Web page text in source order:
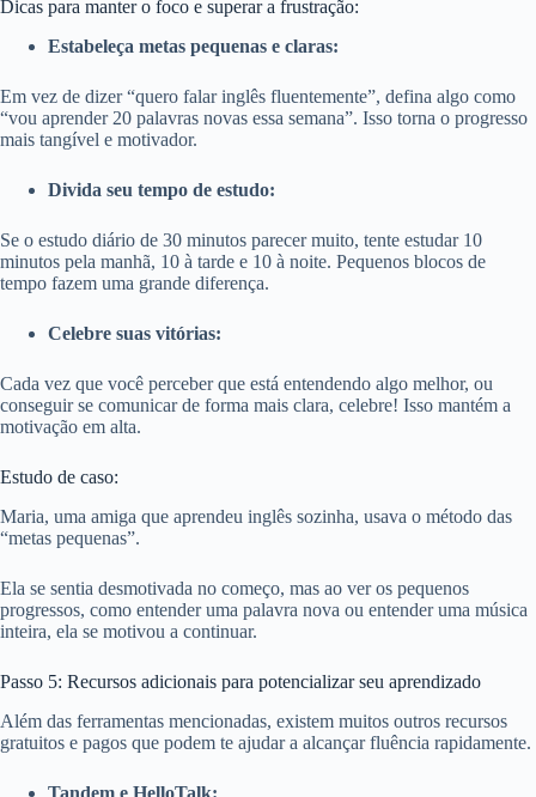
Dicas para manter o foco e superar a frustração:
Estabeleça metas pequenas e claras:
Em vez de dizer “quero falar inglês fluentemente”, defina algo como
“vou aprender 20 palavras novas essa semana”. Isso torna o progresso
mais tangível e motivador.
Divida seu tempo de estudo:
Se o estudo diário de 30 minutos parecer muito, tente estudar 10
minutos pela manhã, 10 à tarde e 10 à noite. Pequenos blocos de
tempo fazem uma grande diferença.
Celebre suas vitórias:
Cada vez que você perceber que está entendendo algo melhor, ou
conseguir se comunicar de forma mais clara, celebre! Isso mantém a
motivação em alta.
Estudo de caso:
Maria, uma amiga que aprendeu inglês sozinha, usava o método das
“metas pequenas”.
Ela se sentia desmotivada no começo, mas ao ver os pequenos
progressos, como entender uma palavra nova ou entender uma música
inteira, ela se motivou a continuar.
Passo 5: Recursos adicionais para potencializar seu aprendizado
Além das ferramentas mencionadas, existem muitos outros recursos
gratuitos e pagos que podem te ajudar a alcançar fluência rapidamente.
Tandem e HelloTalk: